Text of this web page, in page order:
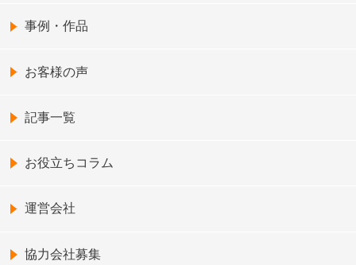
事例・作品
お客様の声
記事一覧
お役立ちコラム
運営会社
協力会社募集